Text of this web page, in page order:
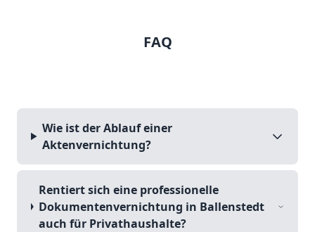
FAQ
Wie ist der Ablauf einer
Aktenvernichtung?
Rentiert sich eine professionelle
Dokumentenvernichtung in Ballenstedt
auch für Privathaushalte?